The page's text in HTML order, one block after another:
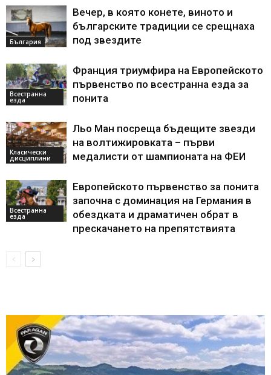
България
Вечер, в която конете, виното и
българските традиции се срещнаха
под звездите
Всестранна
езда
Франция триумфира на Европейското
първенство по всестранна езда за
понита
Класически
дисциплини
Льо Ман посреща бъдещите звезди
на волтижировката – първи
медалисти от шампионата на ФЕИ
Всестранна
езда
Европейското първенство за понита
започна с доминация на Германия в
обездката и драматичен обрат в
прескачането на препятствията